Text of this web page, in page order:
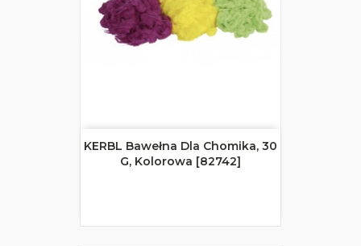
KERBL Bawełna Dla Chomika, 30
G, Kolorowa [82742]